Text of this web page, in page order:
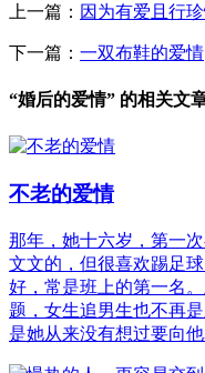
上一篇： 因为有爱且行
下一篇： 一双布鞋的爱情
“婚后的爱情” 的相关文
不老的爱情
那年，她十六岁，第一
文文的，但很喜欢踢足
好，常是班上的第一名
题，女生追男生也不再
是她从来没有想过要向